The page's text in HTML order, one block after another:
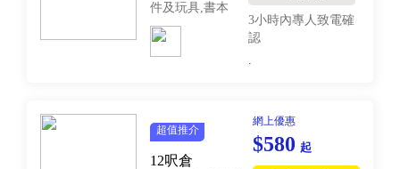
件及玩具,書本
3小時內專人致電確
認
.
超值推介
12呎倉
網上優惠
$580 起